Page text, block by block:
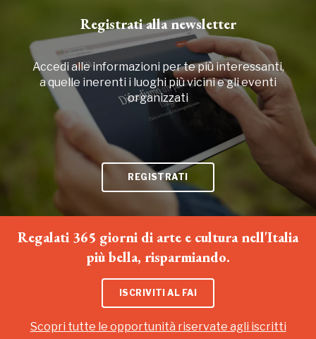
Registrati alla newsletter
Accedi alle informazioni per te più interessanti,
a quelle inerenti i luoghi più vicini e gli eventi
organizzati
REGISTRATI
Regalati 365 giorni di arte e cultura nell'Italia
più bella, risparmiando.
ISCRIVITI AL FAI
Scopri tutte le opportunità riservate agli iscritti